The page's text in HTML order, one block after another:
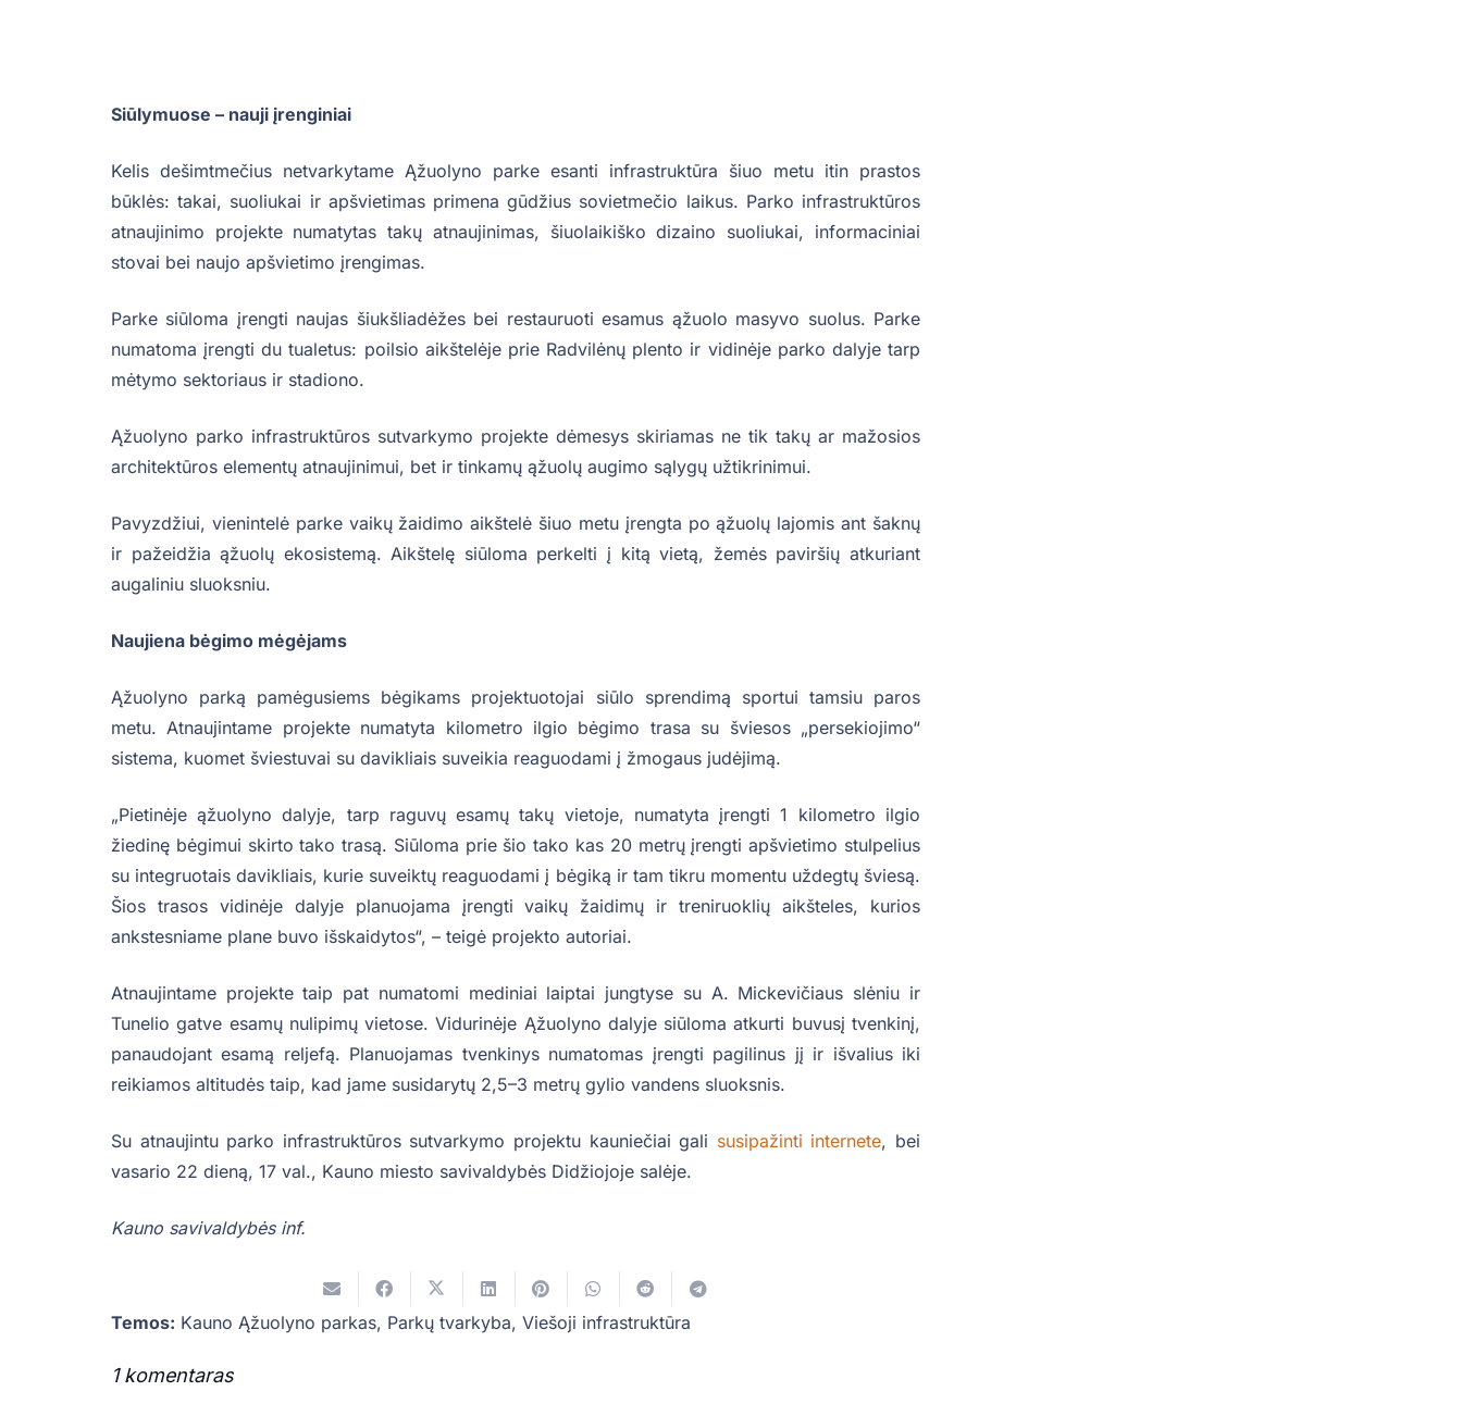
Siūlymuose – nauji įrenginiai
Kelis dešimtmečius netvarkytame Ąžuolyno parke esanti infrastruktūra šiuo metu itin prastos
būklės: takai, suoliukai ir apšvietimas primena gūdžius sovietmečio laikus. Parko infrastruktūros
atnaujinimo projekte numatytas takų atnaujinimas, šiuolaikiško dizaino suoliukai, informaciniai
stovai bei naujo apšvietimo įrengimas.
Parke siūloma įrengti naujas šiukšliadėžes bei restauruoti esamus ąžuolo masyvo suolus. Parke
numatoma įrengti du tualetus: poilsio aikštelėje prie Radvilėnų plento ir vidinėje parko dalyje tarp
mėtymo sektoriaus ir stadiono.
Ąžuolyno parko infrastruktūros sutvarkymo projekte dėmesys skiriamas ne tik takų ar mažosios
architektūros elementų atnaujinimui, bet ir tinkamų ąžuolų augimo sąlygų užtikrinimui.
Pavyzdžiui, vienintelė parke vaikų žaidimo aikštelė šiuo metu įrengta po ąžuolų lajomis ant šaknų
ir pažeidžia ąžuolų ekosistemą. Aikštelę siūloma perkelti į kitą vietą, žemės paviršių atkuriant
augaliniu sluoksniu.
Naujiena bėgimo mėgėjams
Ąžuolyno parką pamėgusiems bėgikams projektuotojai siūlo sprendimą sportui tamsiu paros
metu. Atnaujintame projekte numatyta kilometro ilgio bėgimo trasa su šviesos „persekiojimo“
sistema, kuomet šviestuvai su davikliais suveikia reaguodami į žmogaus judėjimą.
„Pietinėje ąžuolyno dalyje, tarp raguvų esamų takų vietoje, numatyta įrengti 1 kilometro ilgio
žiedinę bėgimui skirto tako trasą. Siūloma prie šio tako kas 20 metrų įrengti apšvietimo stulpelius
su integruotais davikliais, kurie suveiktų reaguodami į bėgiką ir tam tikru momentu uždegtų šviesą.
Šios trasos vidinėje dalyje planuojama įrengti vaikų žaidimų ir treniruoklių aikšteles, kurios
ankstesniame plane buvo išskaidytos“, – teigė projekto autoriai.
Atnaujintame projekte taip pat numatomi mediniai laiptai jungtyse su A. Mickevičiaus slėniu ir
Tunelio gatve esamų nulipimų vietose. Vidurinėje Ąžuolyno dalyje siūloma atkurti buvusį tvenkinį,
panaudojant esamą reljefą. Planuojamas tvenkinys numatomas įrengti pagilinus jį ir išvalius iki
reikiamos altitudės taip, kad jame susidarytų 2,5–3 metrų gylio vandens sluoksnis.
Su atnaujintu parko infrastruktūros sutvarkymo projektu kauniečiai gali susipažinti internete, bei
vasario 22 dieną, 17 val., Kauno miesto savivaldybės Didžiojoje salėje.
Kauno savivaldybės inf.
Temos: Kauno Ąžuolyno parkas, Parkų tvarkyba, Viešoji infrastruktūra
1komentaras
.